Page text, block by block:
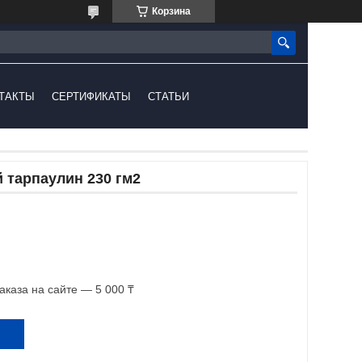
Корзина
СЕРТИФИКАТЫ СТАТЬИ
230 гм2
на сайте — 5 000 ₸